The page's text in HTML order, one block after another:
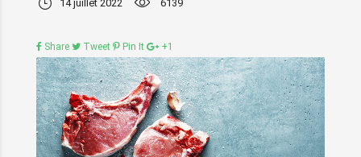
14 juillet 2022 6139
Share Tweet Pin It +1